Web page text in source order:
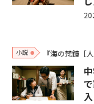
小説 『海の梵鐘［